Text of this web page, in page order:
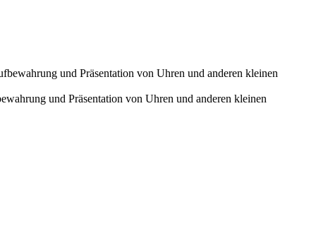
und Präsentation von Uhren und anderen kleinen